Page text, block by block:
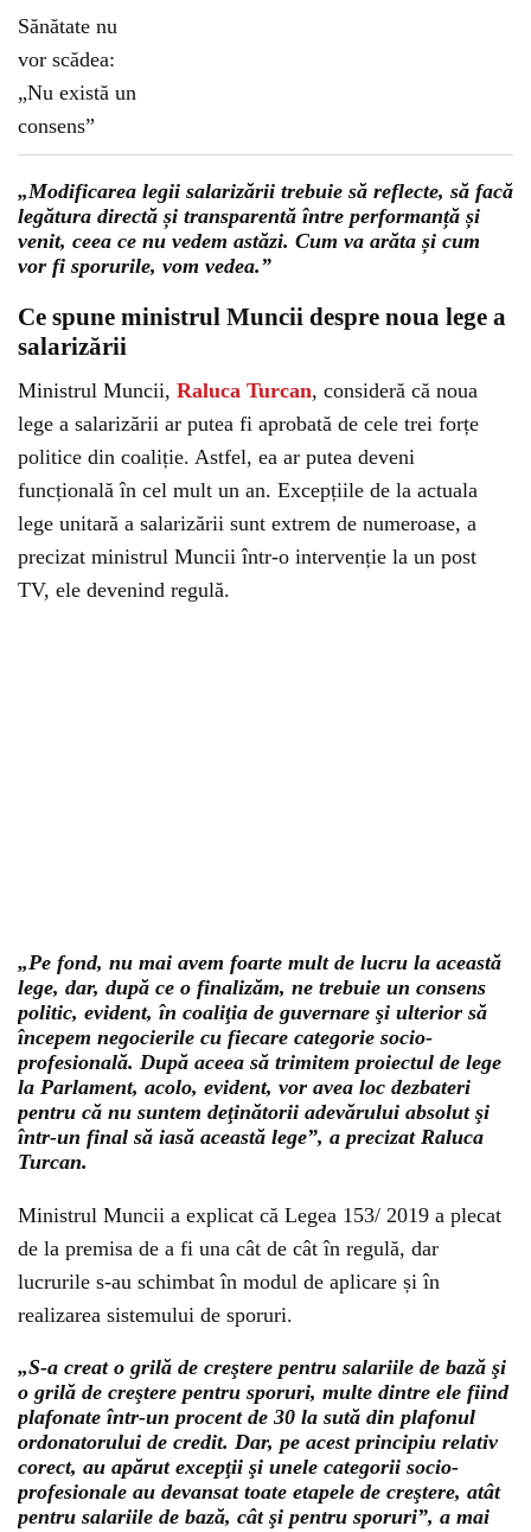
„Modificarea legii salarizării trebuie să reflecte, să facă
legătura directă și transparentă între performanță și
venit, ceea ce nu vedem astăzi. Cum va arăta și cum
vor fi sporurile, vom vedea.”
Ce spune ministrul Muncii despre noua lege a
salarizării
Ministrul Muncii, Raluca Turcan, consideră că noua
lege a salarizării ar putea fi aprobată de cele trei forțe
politice din coaliție. Astfel, ea ar putea deveni
funcțională în cel mult un an. Excepțiile de la actuala
lege unitară a salarizării sunt extrem de numeroase, a
precizat ministrul Muncii într-o intervenție la un post
TV, ele devenind regulă.
„Pe fond, nu mai avem foarte mult de lucru la această
lege, dar, după ce o finalizăm, ne trebuie un consens
politic, evident, în coaliţia de guvernare şi ulterior să
începem negocierile cu fiecare categorie socio-
profesională. După aceea să trimitem proiectul de lege
la Parlament, acolo, evident, vor avea loc dezbateri
pentru că nu suntem deţinătorii adevărului absolut şi
într-un final să iasă această lege”, a precizat Raluca
Turcan.
Ministrul Muncii a explicat că Legea 153/ 2019 a plecat
de la premisa de a fi una cât de cât în regulă, dar
lucrurile s-au schimbat în modul de aplicare și în
realizarea sistemului de sporuri.
„S-a creat o grilă de creştere pentru salariile de bază şi
o grilă de creştere pentru sporuri, multe dintre ele fiind
plafonate într-un procent de 30 la sută din plafonul
ordonatorului de credit. Dar, pe acest principiu relativ
corect, au apărut excepţii şi unele categorii socio-
profesionale au devansat toate etapele de creştere, atât
pentru salariile de bază, cât şi pentru sporuri”, a mai